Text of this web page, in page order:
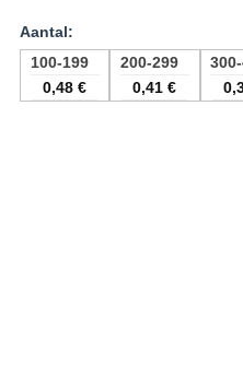
100-199
0,48 €
200-299
0,41€